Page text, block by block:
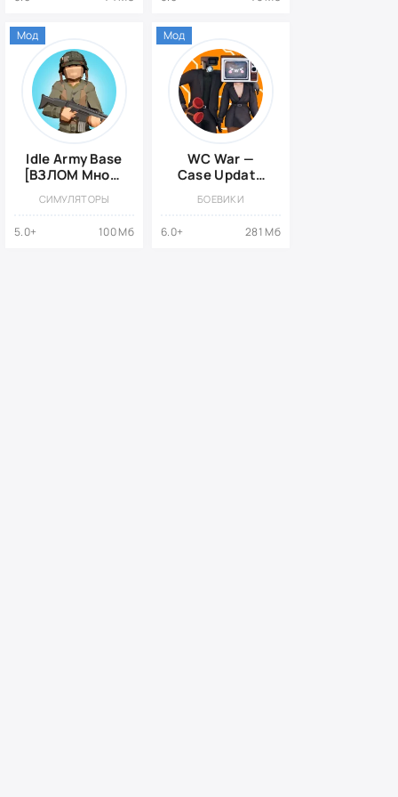
Idle Army Base
[ВЗЛОМ Много
СИМУЛЯТОРЫ
5.0+ 100 Мб
Мод
WC War —
Case Update
Много Денег}
БОЕВИКИ
6.0+ 281 Мб
Мод